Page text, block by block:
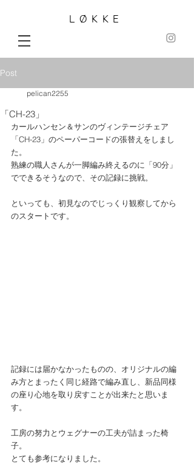
LØKKE
Post
「CH-23」
pelican2255
カールハンセン＆サンのヴィンテージチェア
「CH-23」のペーパーコードの張替えをしまし
た。
熟練の職人さんが一脚編み終えるのに「90分」
でできるそうなので、その記録に挑戦。
といっても、初見なのでじっくり観察してから
のスタートです。
記録には届かなかったものの、オリジナルの編
み方とまったく同じ経路で編み直し、新品同様
の座り心地を取り戻すことが出来たと思いま
す。
工房の努力とウェグナーの工夫が詰まった椅
子。
とても参考になりました。